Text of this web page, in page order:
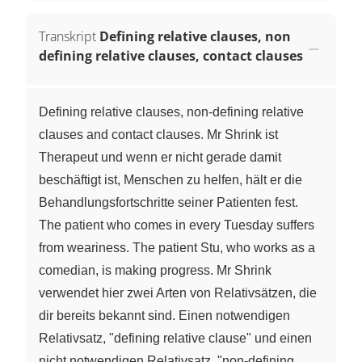
Transkript Defining relative clauses, non
defining relative clauses, contact clauses
Defining relative clauses, non-defining relative
clauses and contact clauses. Mr Shrink ist
Therapeut und wenn er nicht gerade damit
beschäftigt ist, Menschen zu helfen, hält er die
Behandlungsfortschritte seiner Patienten fest.
The patient who comes in every Tuesday suffers
from weariness. The patient Stu, who works as a
comedian, is making progress. Mr Shrink
verwendet hier zwei Arten von Relativsätzen, die
dir bereits bekannt sind. Einen notwendigen
Relativsatz, "defining relative clause" und einen